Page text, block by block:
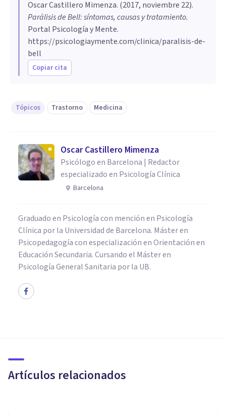
Oscar Castillero Mimenza. (2017, noviembre 22).
Parálisis de Bell: síntomas, causas y tratamiento.
Portal Psicología y Mente.
https://psicologiaymente.com/clinica/paralisis-de-
bell
Copiar cita
Tópicos Trastorno Medicina
Oscar Castillero Mimenza
Psicólogo en Barcelona | Redactor
especializado en Psicología Clínica
Barcelona
Graduado en Psicología con mención en Psicología
Clínica por la Universidad de Barcelona. Máster en
Psicopedagogía con especialización en Orientación en
Educación Secundaria. Cursando el Máster en
Psicología General Sanitaria por la UB.
Artículos relacionados
causas, síntomas y tratamiento